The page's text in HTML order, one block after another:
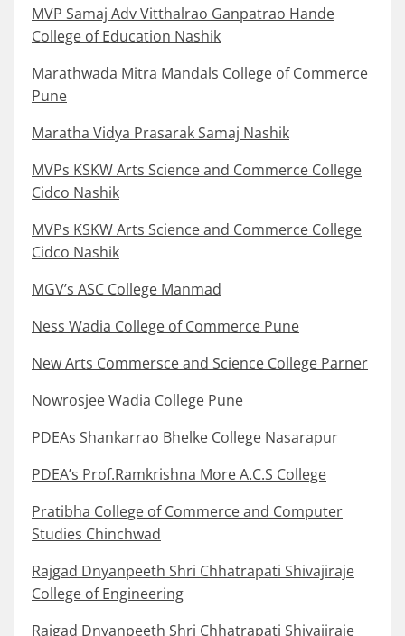
MVP Samaj Adv Vitthalrao Ganpatrao Hande
College of Education Nashik
Marathwada Mitra Mandals College of Commerce
Pune
Maratha Vidya Prasarak Samaj Nashik
MVPs KSKW Arts Science and Commerce College
Cidco Nashik
MVPs KSKW Arts Science and Commerce College
Cidco Nashik
MGV’s ASC College Manmad
Ness Wadia College of Commerce Pune
New Arts Commersce and Science College Parner
Nowrosjee Wadia College Pune
PDEAs Shankarrao Bhelke College Nasarapur
PDEA’s Prof.Ramkrishna More A.C.S College
Pratibha College of Commerce and Computer
Studies Chinchwad
Rajgad Dnyanpeeth Shri Chhatrapati Shivajiraje
College of Engineering
Rajgad Dnyanpeeth Shri Chhatrapati Shivajiraje